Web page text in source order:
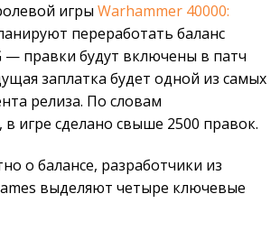
игры Warhammer 40000:
переработать баланс
— правки будут включены в патч
заплатка будет одной из самых
релиза. По словам
в игре сделано свыше 2500 правок.
о балансе, разработчики из
выделяют четыре ключевые